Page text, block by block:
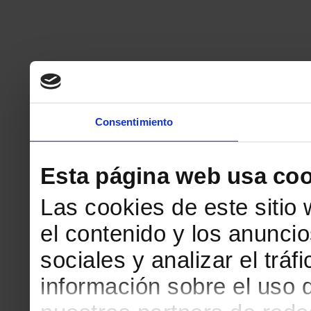
Consentimiento
Esta página web usa
Las cookies de este sitio
el contenido y los
sociales y analizar el
información sobre el uso